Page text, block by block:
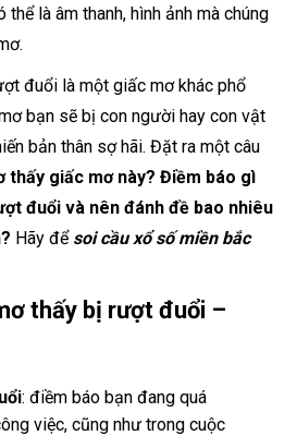
là âm thanh, hình ảnh mà chúng
đuổi là một giấc mơ khác phổ
bạn sẽ bị con người hay con vật
bản thân sợ hãi. Đặt ra một câu
thấy giấc mơ này? Điềm báo gì
đuổi và nên đánh đề bao nhiêu
Hãy để soi cầu xổ số miền bắc
thấy bị rượt đuổi –
: điềm báo bạn đang quá
việc, cũng như trong cuộc